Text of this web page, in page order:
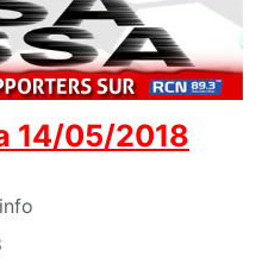
14/05/2018